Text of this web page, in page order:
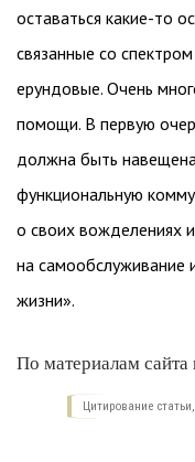
оставаться какие-то
связанные со
ерундовые. Очень
помощи. В первую
должна быть
функциональную
о своих вожделениях
на самообслуживание
жизни».
По материалам сайта
Цитирование